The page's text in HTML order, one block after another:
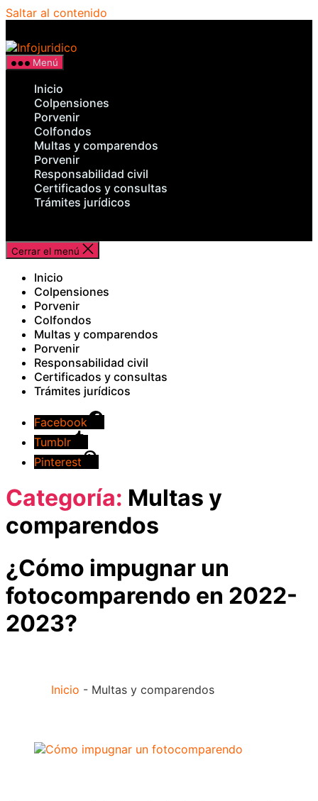
Saltar al contenido
Menú
Inicio
Colpensiones
Porvenir
Colfondos
Multas y comparendos
Porvenir
Responsabilidad civil
Certificados y consultas
Trámites jurídicos
Cerrar el menú
Inicio
Colpensiones
Porvenir
Colfondos
Multas y comparendos
Porvenir
Responsabilidad civil
Certificados y consultas
Trámites jurídicos
Facebook
Tumblr
Pinterest
Categoría: Multas y
comparendos
¿Cómo impugnar un
fotocomparendo en 2022-
2023?
Inicio - Multas y comparendos